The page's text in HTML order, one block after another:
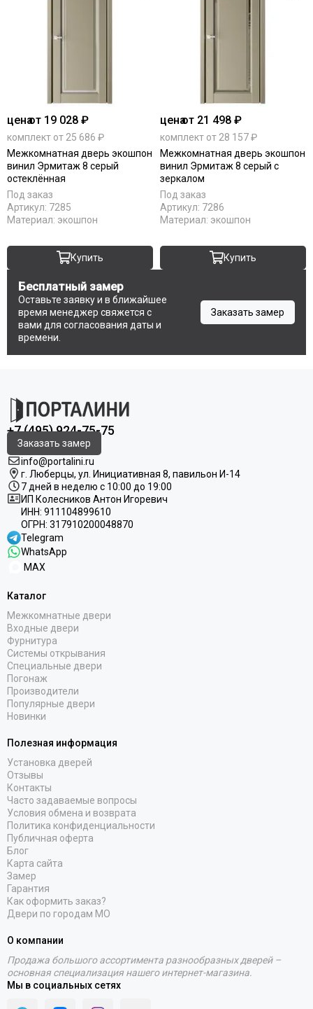
ценаот 19 028 ₽
комплект от 25 686 ₽
Межкомнатная дверь экошпон
винил Эрмитаж 8 серый
остеклённая
Под заказ
Артикул: 7285
Материал: экошпон
Купить
ценаот 21 498 ₽
комплект от 28 157 ₽
Межкомнатная дверь экошпон
винил Эрмитаж 8 серый с
зеркалом
Под заказ
Артикул: 7286
Материал: экошпон
Купить
Бесплатный замер
Оставьте заявку и в ближайшее
время менеджер свяжется с
вами для согласования даты и
времени.
Заказать замер
+7 (495) 924-75-75
Заказать замер
info@portalini.ru
г. Люберцы, ул. Инициативная 8, павильон И-14
7 дней в неделю с 10:00 до 19:00
ИП Колесников Антон Игоревич
ИНН: 911104899610
ОГРН: 317910200048870
Telegram
WhatsApp
MAX
Каталог
Межкомнатные двери
Входные двери
Фурнитура
Системы открывания
Специальные двери
Погонаж
Производители
Популярные двери
Новинки
Полезная информация
Установка дверей
Отзывы
Контакты
Часто задаваемые вопросы
Условия обмена и возврата
Политика конфиденциальности
Публичная оферта
Блог
Карта сайта
Замер
Гарантия
Как оформить заказ?
Двери по городам МО
О компании
Продажа большого ассортимента разнообразных дверей –
основная специализация нашего интернет-магазина.
Мы в социальных сетях